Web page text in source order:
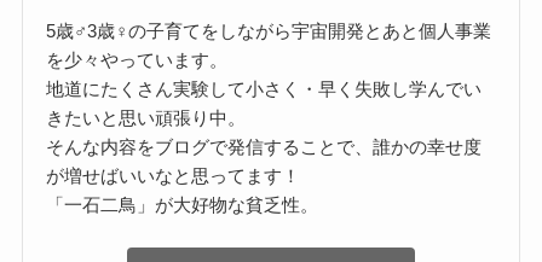
5歳♂3歳♀の子育てをしながら宇宙開発とあと個人事業
を少々やっています。
地道にたくさん実験して小さく・早く失敗し学んでい
きたいと思い頑張り中。
そんな内容をブログで発信することで、誰かの幸せ度
が増せばいいなと思ってます！
「一石二鳥」が大好物な貧乏性。